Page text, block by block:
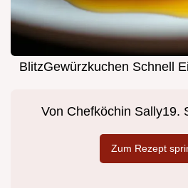
BlitzGewürzkuchen Schnell
Von Chefköchin Sally19.
Zum Rezept